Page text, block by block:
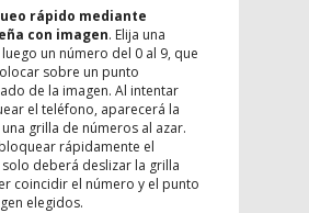
rápido mediante
con imagen. Elija una
un número del 0 al 9, que
sobre un punto
de la imagen. Al intentar
el teléfono, aparecerá la
grilla de números al azar.
rápidamente el
deberá deslizar la grilla
coincidir el número y el punto
elegidos.